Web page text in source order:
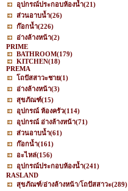
อุปกรณ์ประกอบห้องน้ำ(21)
ส่วนอาบน้ำ(26)
ก๊อกน้ำ(226)
อ่างล้างหน้า(2)
PRIME
BATHROOM(179)
KITCHEN(18)
PREMA
โถปัสสาวะชาย(1)
อ่างล้างหน้า(3)
สุขภัณฑ์(15)
อุปกรณ์ ห้องครัว(114)
อุปกรณ์ อ่างล้างหน้า(71)
ส่วนอาบน้ำ(61)
ก๊อกน้ำ(161)
อะไหล่(156)
อุปกรณ์ประกอบห้องน้ำ(241)
RASLAND
สุขภัณฑ์/อ่างล้างหน้า/โถปัสสาวะ(289)